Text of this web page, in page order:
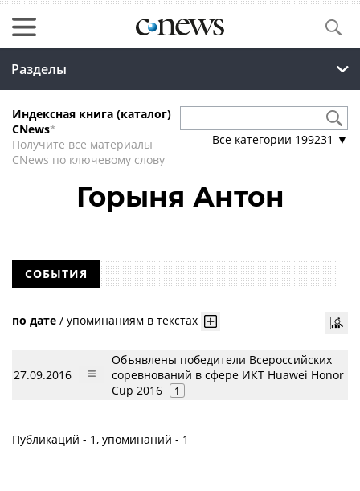
Разделы
Индексная книга (каталог)
CNews*
Получите все материалы
CNews по ключевому слову
Все категории 199231 ▼
Горыня Антон
СОБЫТИЯ
по дате / упоминаниям в текстах
27.09.2016
Объявлены победители Всероссийских
соревнований в сфере ИКТ Huawei Honor
Cup 2016
1
Публикаций - 1, упоминаний - 1